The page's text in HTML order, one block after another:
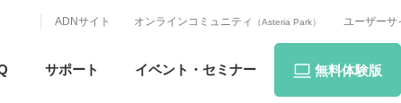
ADNサイト オンラインコミュニティ （Asteria Park） ユーザーサ
サポート イベント・ セミナー 無料体験版